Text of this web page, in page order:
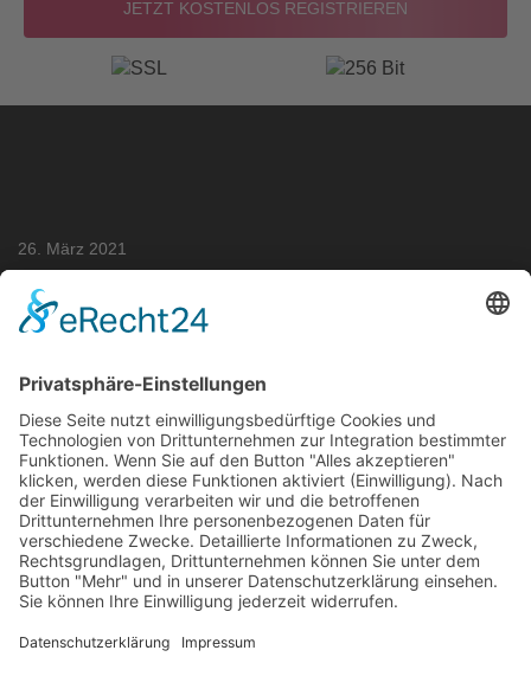
26. März 2021
SINGLE SUGARDADDY FINDEN
Single Sugardaddy finden für das Sugardating
« Vorheriger Beitrag
Single Sugardaddy finden
Nächster Beitrag »
Single Sugardaddy finden